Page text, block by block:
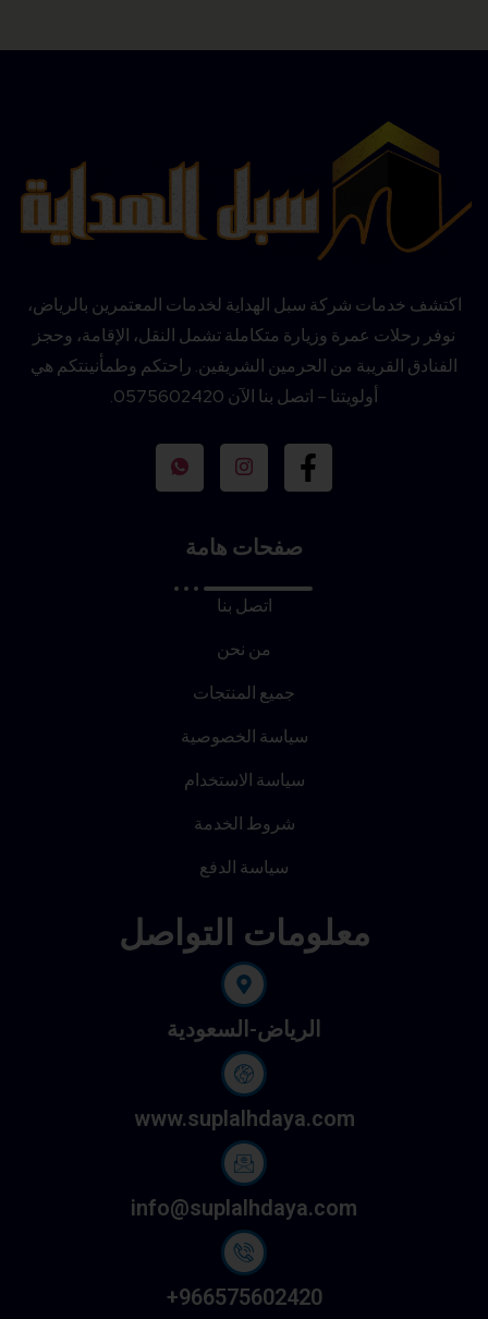
اكتشف خدمات شركة سبل الهداية لخدمات المعتمرين بالرياض،
نوفر رحلات عمرة وزيارة متكاملة تشمل النقل، الإقامة، وحجز
الفنادق القريبة من الحرمين الشريفين. راحتكم وطمأنينتكم هي
أولويتنا – اتصل بنا الآن 0575602420.
صفحات هامة
اتصل بنا
من نحن
جميع المنتجات
سياسة الخصوصية
سياسة الاستخدام
شروط الخدمة
سياسة الدفع
معلومات التواصل
الرياض-السعودية
www.suplalhdaya.com
info@suplalhdaya.com
966575602420+